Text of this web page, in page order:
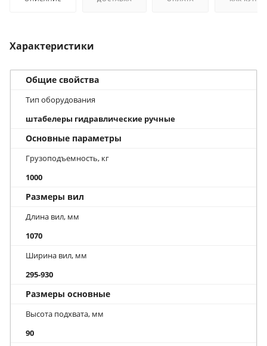
Характеристики
Общие свойства
Тип оборудования
штабелеры гидравлические ручные
Основные параметры
Грузоподъемность, кг
1000
Размеры вил
Длина вил, мм
1070
Ширина вил, мм
295-930
Размеры основные
Высота подхвата, мм
90